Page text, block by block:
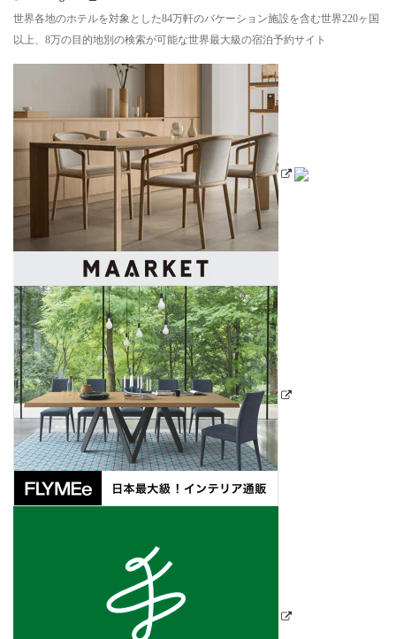
世界各地のホテルを対象とした84万軒のバケーション施設を含む世界220ヶ国
以上、8万の目的地別の検索が可能な世界最大級の宿泊予約サイト